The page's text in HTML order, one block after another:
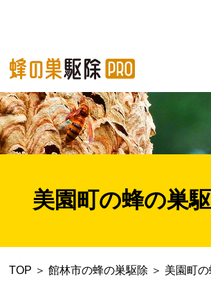
TOP
蜂の巣駆除PROにつ
蜂の巣駆除ご依頼の
対応エリア一覧
美園町の蜂の巣
TOP ＞ 館林市の蜂の巣駆除 ＞ 美園町